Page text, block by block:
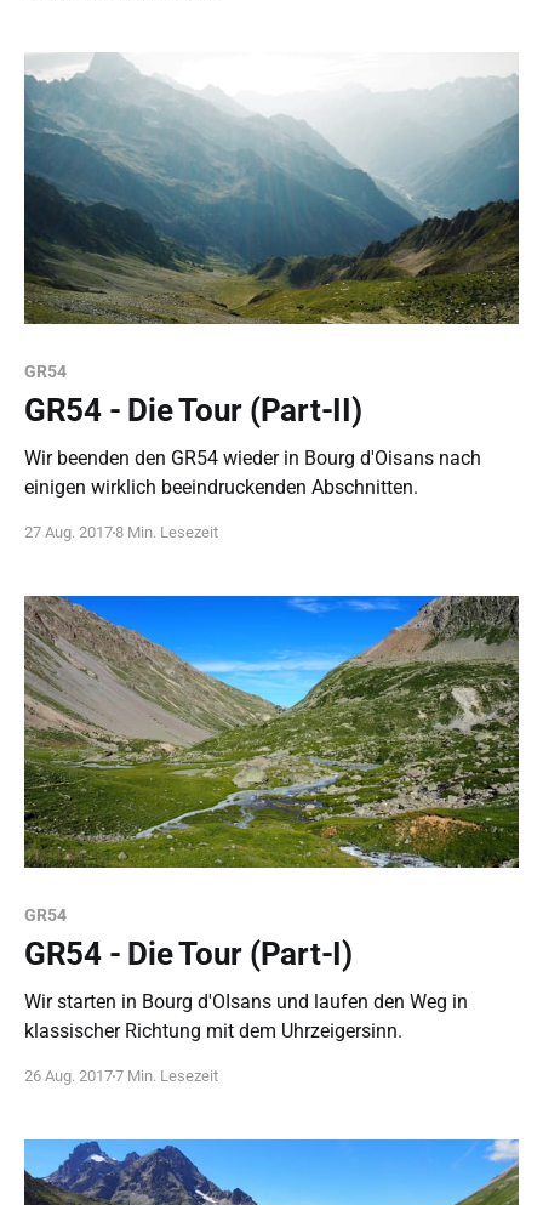
GR54
GR54 - Die Tour (Part-II)
Wir beenden den GR54 wieder in Bourg d'Oisans nach
einigen wirklich beeindruckenden Abschnitten.
27 Aug. 20178 Min. Lesezeit
GR54
GR54 - Die Tour (Part-I)
Wir starten in Bourg d'OIsans und laufen den Weg in
klassischer Richtung mit dem Uhrzeigersinn.
26 Aug. 20177 Min. Lesezeit